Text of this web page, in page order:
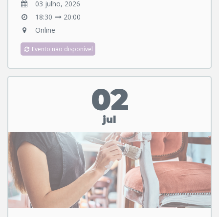
03 julho, 2026
18:30
20:00
Online
Evento não disponível
02
jul